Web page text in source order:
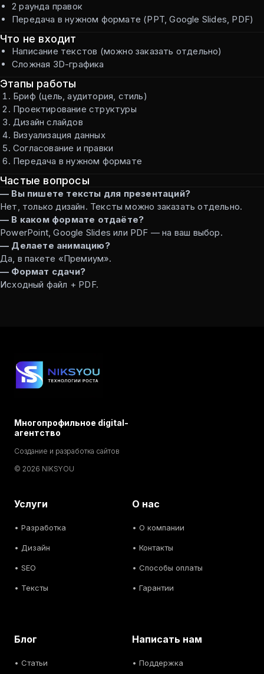
2 раунда правок
Передача в нужном формате (PPT, Google Slides, PDF)
Что не входит
Написание текстов (можно заказать отдельно)
Сложная 3D-графика
Этапы работы
Бриф (цель, аудитория, стиль)
Проектирование структуры
Дизайн слайдов
Визуализация данных
Согласование и правки
Передача в нужном формате
Частые вопросы
— Вы пишете тексты для презентаций?
Нет, только дизайн. Тексты можно заказать отдельно.
— В каком формате отдаёте?
PowerPoint, Google Slides или PDF — на ваш выбор.
— Делаете анимацию?
Да, в пакете «Премиум».
— Формат сдачи?
Исходный файл + PDF.
Многопрофильное digital-
агентство
Создание и разработка сайтов
© 2026 NIKSYOU
Услуги
• Разработка
• Дизайн
• SEO
• Тексты
О нас
• О компании
• Контакты
• Способы оплаты
• Гарантии
Блог
• Статьи
Написать нам
• Поддержка